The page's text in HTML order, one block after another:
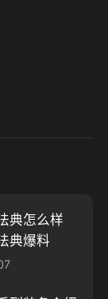
典怎么样
典爆料